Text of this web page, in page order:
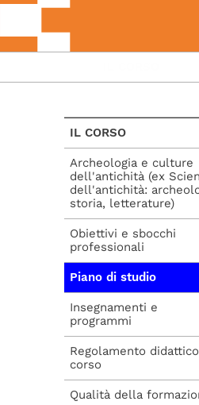
IL CORSO
Archeologia e culture
dell'antichità (ex
dell'antichità:
storia, letterature)
Obiettivi e sbocchi
professionali
Piano di studio
Insegnamenti e
programmi
Regolamento
corso
Qualità della